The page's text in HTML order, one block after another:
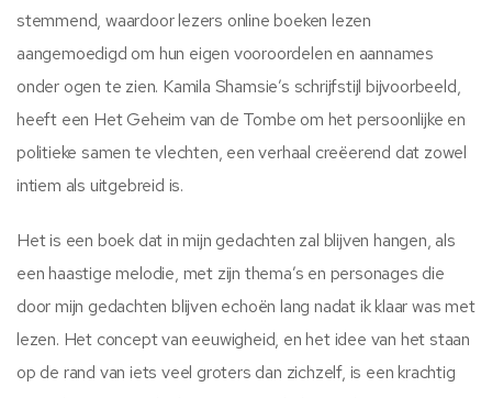
stemmend, waardoor lezers online boeken lezen
aangemoedigd om hun eigen vooroordelen en aannames
onder ogen te zien. Kamila Shamsie’s schrijfstijl bijvoorbeeld,
heeft een Het Geheim van de Tombe om het persoonlijke en
politieke samen te vlechten, een verhaal creëerend dat zowel
intiem als uitgebreid is.
Het is een boek dat in mijn gedachten zal blijven hangen, als
een haastige melodie, met zijn thema’s en personages die
door mijn gedachten blijven echoën lang nadat ik klaar was met
lezen. Het concept van eeuwigheid, en het idee van het staan
op de rand van iets veel groters dan zichzelf, is een krachtig